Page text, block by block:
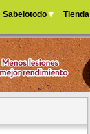
Sabelotodo Tienda